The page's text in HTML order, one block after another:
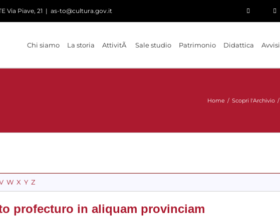
Via Piave, 21 | as-to@cultura.gov.it
Chi siamo La storia AttivitÃ Sale studio Patrimonio Didattica Avvisi
Home / Scopri l'Archivio /
W X Y Z
profecturo in aliquam provinciam